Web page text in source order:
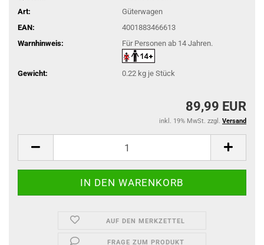
Art:
Güterwagen
EAN:
4001883466613
Warnhinweis:
Für Personen ab 14 Jahren.
Gewicht: 0.22kg je Stück
89,99 EUR
inkl. 19% MwSt. zzgl. Versand
AUF DEN MERKZETTEL
FRAGE ZUM PRODUKT